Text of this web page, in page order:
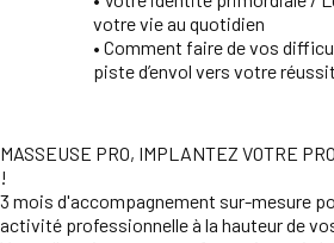
votre vie au quotidien
• Comment faire de vos
piste d’envol vers votre
MASSEUSE PRO, IMPLANTEZ VOTRE
!
3 mois d'accompagnement sur-mesure
activité professionnelle à la hauteur de